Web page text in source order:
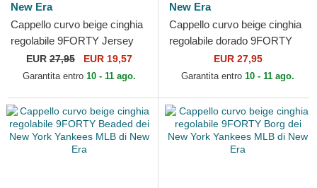
New Era
Cappello curvo beige cinghia
regolabile 9FORTY Jersey
dei New York Yankees MLB
di New Era
EUR27,95 EUR 19,57
Garantita entro 10 - 11 ago.
New Era
Cappello curvo beige cinghia
regolabile dorado 9FORTY
Metallic dei New York
Yankees MLB di New Era
EUR 27,95
Garantita entro 10 - 11 ago.